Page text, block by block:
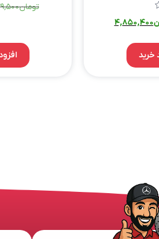
4,850,400
خرید
تومان